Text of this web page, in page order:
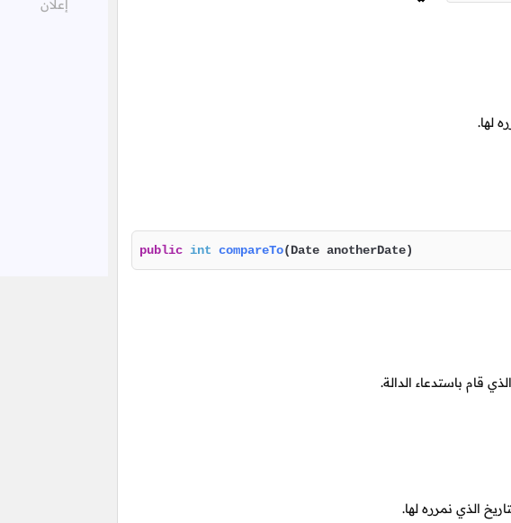
لها.
public int compareTo(Date anotherDate)
الذي قام باستدعاء الدالة.
الذي نمرره لها.